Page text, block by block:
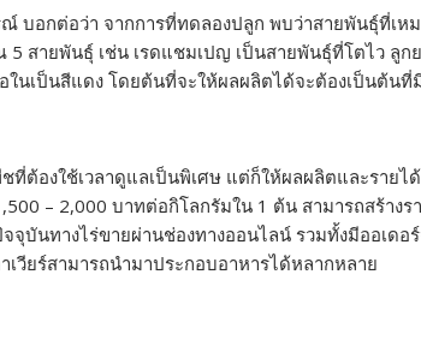
บอกต่อว่า จากการที่ทดลองปลูก พบว่าสายพันธุ์ที่เห
5 สายพันธุ์ เช่น เรดแชมเปญ เป็นสายพันธุ์ที่โตไว ลู
ในเป็นสีแดง โดยต้นที่จะให้ผลผลิตได้จะต้องเป็นต้น
ที่ต้องใช้เวลาดูแลเป็นพิเศษ แต่ก็ให้ผลผลิตและรายไ
– 2,000 บาทต่อกิโลกรัมใน 1 ต้น สามารถสร้า
จุบันทางไร่ขายผ่านช่องทางออนไลน์ รวมทั้งมีออเด
เวียร์สามารถนำมาประกอบอาหารได้หลากหลาย